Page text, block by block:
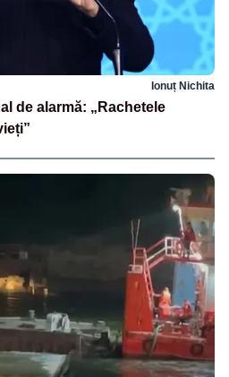
Ionuț Nichita
de alarmă: „Rachetele